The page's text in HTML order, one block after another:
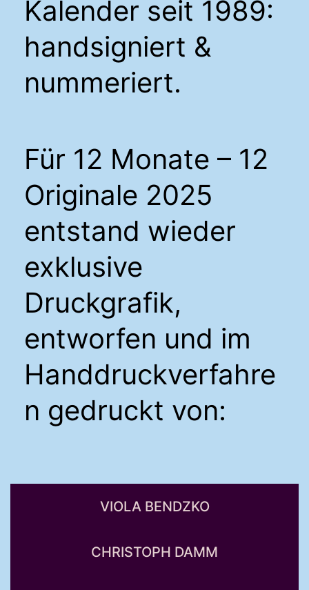
Kalender seit 1989:
handsigniert &
nummeriert.
Für 12 Monate – 12
Originale 2025
entstand wieder
exklusive
Druckgrafik,
entworfen und im
Handdruckverfahre
n gedruckt von:
VIOLA BENDZKO
CHRISTOPH DAMM